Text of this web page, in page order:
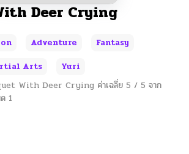
Deer Crying
Adventure
Fantasy
Arts
Yuri
With Deer Crying ค่าเฉลี่ย 5 / 5 จาก
1